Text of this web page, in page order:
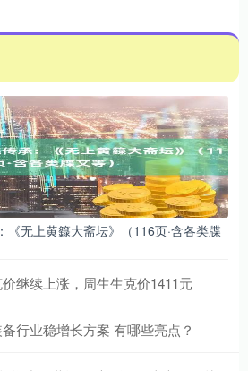
《无上黄籙大斋坛》（116页·含各类牒
继续上涨，周生生克价1411元
行业稳增长方案 有哪些亮点？